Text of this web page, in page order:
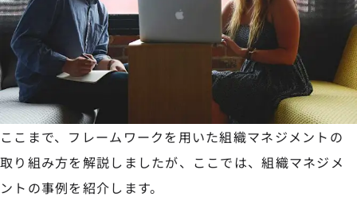
ここまで、フレームワークを用いた組織マネジメントの
取り組み方を解説しましたが、ここでは、組織マネジメ
ントの事例を紹介します。